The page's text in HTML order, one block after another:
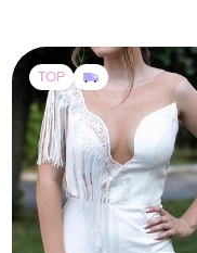
4000 грн 2
Продаж вечірньої сукні